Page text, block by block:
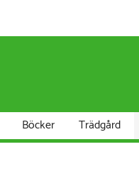
Böcker Trädgård